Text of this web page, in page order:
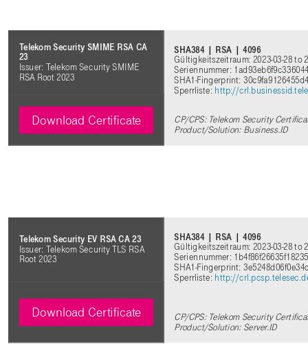
Telekom Security SMIME RSA CA
23
Issuer: Telekom Security SMIME
RSA Root 2023
SHA384 | RSA | 4096
Gültigkeitszeitraum: 2023-03-28 to
Seriennummer:
SHA1-Fingerprint:
Sperrliste: http://
CP/CPS: Telekom Security
Product/Solution: Business.ID
Download Certificate
Telekom Security EV RSA CA 23
Issuer: Telekom Security TLS RSA
Root 2023
SHA384 | RSA | 4096
Gültigkeitszeitraum: 2023-03-28 to
Seriennummer:
SHA1-Fingerprint:
Sperrliste: http://
CP/CPS: Telekom Security
Product/Solution: Server.ID
Download Certificate